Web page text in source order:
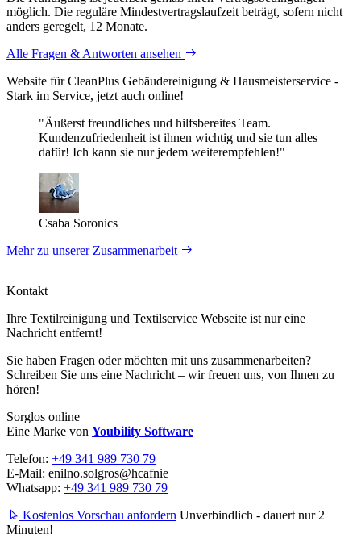
möglich. Die reguläre Mindestvertragslaufzeit beträgt, sofern nicht
anders geregelt, 12 Monate.
Alle Fragen & Antworten ansehen
Website für CleanPlus Gebäude­reinigung & Hausmeister­service -
Stark im Service, jetzt auch online!
"Äußerst freundliches und hilfsbereites Team.
Kundenzufriedenheit ist ihnen wichtig und sie tun alles
dafür! Ich kann sie nur jedem weiterempfehlen!"
Csaba Soronics
Mehr zu unserer Zusammenarbeit
Kontakt
Ihre Textil­reinigung und Textil­service Webseite ist nur eine
Nachricht entfernt!
Sie haben Fragen oder möchten mit uns zusammenarbeiten?
Schreiben Sie uns eine Nachricht – wir freuen uns, von Ihnen zu
hören!
Sorglos online
Eine Marke von Youbility Software
Telefon: +49 341 989 730 79
E-Mail: enilno.solgros@hcafnie
Whatsapp: +49 341 989 730 79
Kostenlos Vorschau anfordern Unverbindlich - dauert nur 2
Minuten!